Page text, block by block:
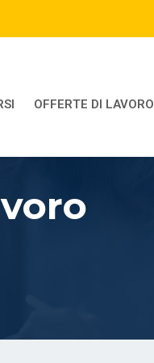
OFFERTE DI LAVORO